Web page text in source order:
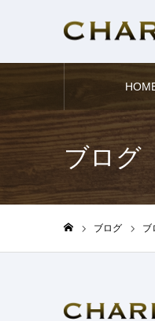
ブログ
ブログ ブ